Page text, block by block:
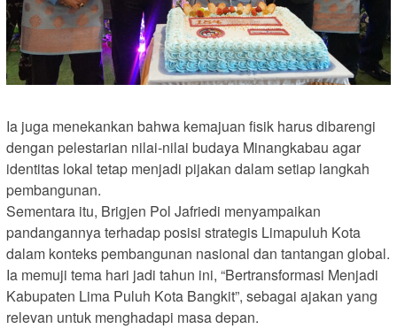
Ia juga menekankan bahwa kemajuan fisik harus dibarengi
dengan pelestarian nilai-nilai budaya Minangkabau agar
identitas lokal tetap menjadi pijakan dalam setiap langkah
pembangunan.
Sementara itu, Brigjen Pol Jafriedi menyampaikan
pandangannya terhadap posisi strategis Limapuluh Kota
dalam konteks pembangunan nasional dan tantangan global.
Ia memuji tema hari jadi tahun ini, “Bertransformasi Menjadi
Kabupaten Lima Puluh Kota Bangkit”, sebagai ajakan yang
relevan untuk menghadapi masa depan.